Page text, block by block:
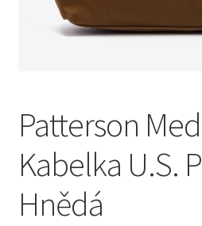
Patterson
Kabelka U.S.
Hnědá